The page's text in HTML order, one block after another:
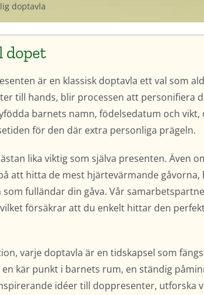
doptavla
dopet
är en klassisk doptavla ett val som
till hands, blir processen att personifiera
barnets namn, födelsedatum och vikt,
för den där extra personliga prägeln.
lika viktig som själva presenten. Även
att hitta de mest hjärtevärmande gåvorna,
fulländar din gåva. Vår
försäkrar att du enkelt hittar den
varje doptavla är en tidskapsel som
kär punkt i barnets rum, en ständig
idéer till doppresenter, utforska